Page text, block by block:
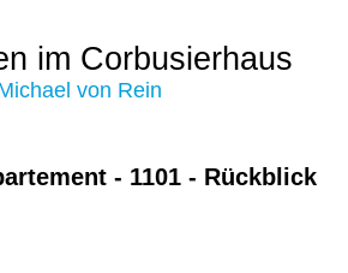
im Corbusierhaus
von Rein
- 1101 - Rückblick